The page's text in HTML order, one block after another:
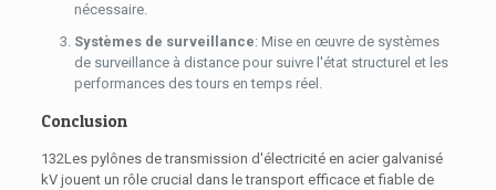
nécessaire.
Systèmes de surveillance: Mise en œuvre de systèmes
de surveillance à distance pour suivre l'état structurel et les
performances des tours en temps réel.
Conclusion
132Les pylônes de transmission d'électricité en acier galvanisé
kV jouent un rôle crucial dans le transport efficace et fiable de